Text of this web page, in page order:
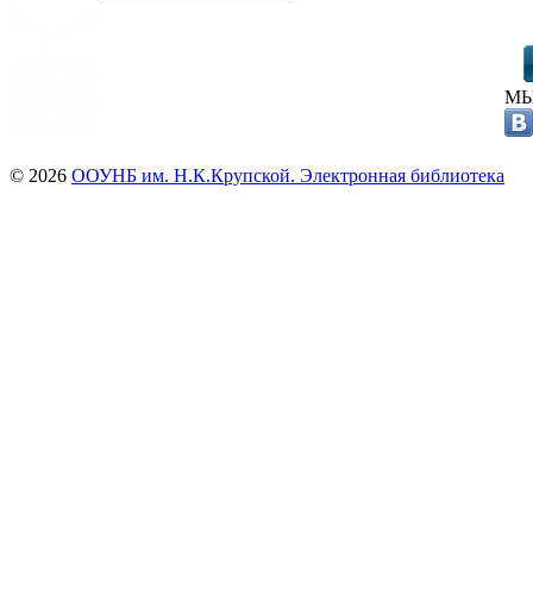
© 2026 ООУНБ им. Н.К.Крупской. Электронная библиотека